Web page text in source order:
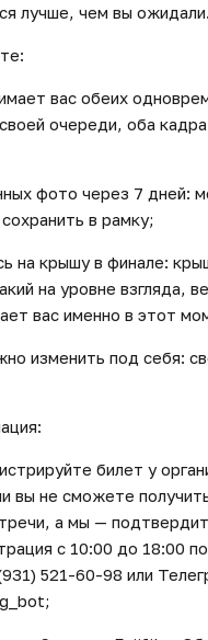
лучше, чем вы ожидали.
вас обеих
очереди, оба кадра
фото через 7 дней:
в рамку;
на крышу в финале:
на уровне взгляда,
вас именно в этот
изменить под себя:
билет у
вы не сможете
а мы —
с 10:00 до 18:00
521-60-98 или